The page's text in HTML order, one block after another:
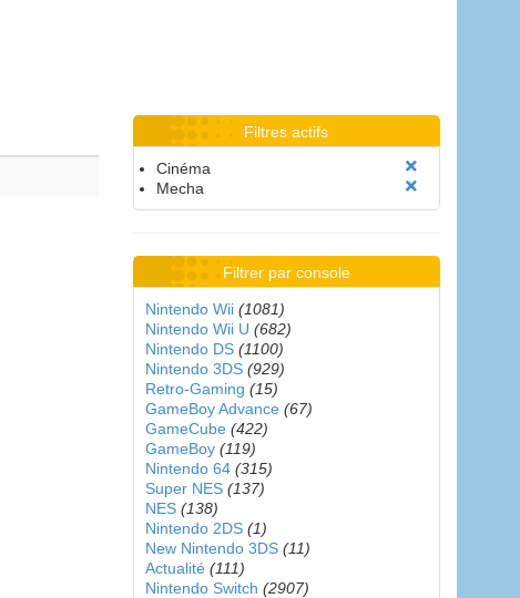
Filtres actifs
Cinéma
Mecha
Filtrer par console
Nintendo Wii (1081)
Nintendo Wii U (682)
Nintendo DS (1100)
Nintendo 3DS (929)
Retro-Gaming (15)
GameBoy Advance (67)
GameCube (422)
GameBoy (119)
Nintendo 64 (315)
Super NES (137)
NES (138)
Nintendo 2DS (1)
New Nintendo 3DS (11)
Actualité (111)
Nintendo Switch (2907)